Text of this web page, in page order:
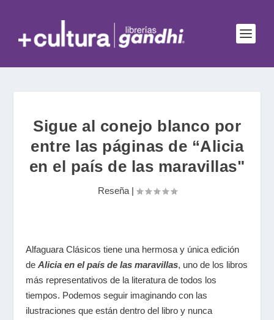
Sigue al conejo blanco por
entre las páginas de “Alicia
en el país de las maravillas"
Reseña|
Alfaguara Clásicos tiene una hermosa y única edición
deAlicia en el país de las maravillas, uno de los libros
más representativos de la literatura de todos los
tiempos. Podemos seguir imaginando con las
ilustraciones que están dentro del libro y nunca